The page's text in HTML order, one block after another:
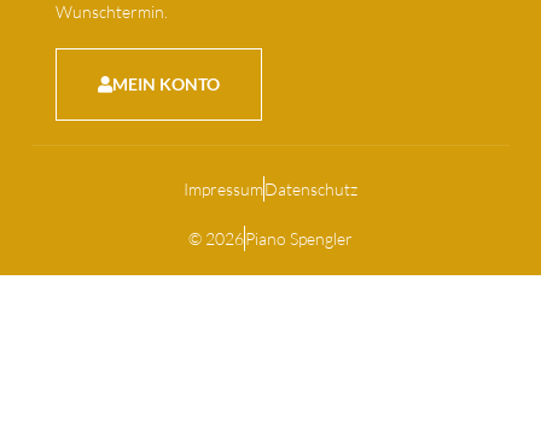
Wunschtermin.
MEIN KONTO
ImpressumDatenschutz
© 2026Piano Spengler